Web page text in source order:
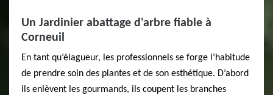
Un Jardinier abattage d'arbre fiable à
Corneuil
En tant qu’élagueur, les professionnels se forge l’habitude
de prendre soin des plantes et de son esthétique. D’abord
ils enlèvent les gourmands, ils coupent les branches